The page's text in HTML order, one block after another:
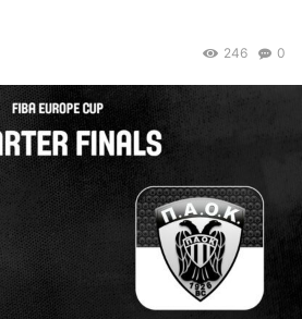
0
246